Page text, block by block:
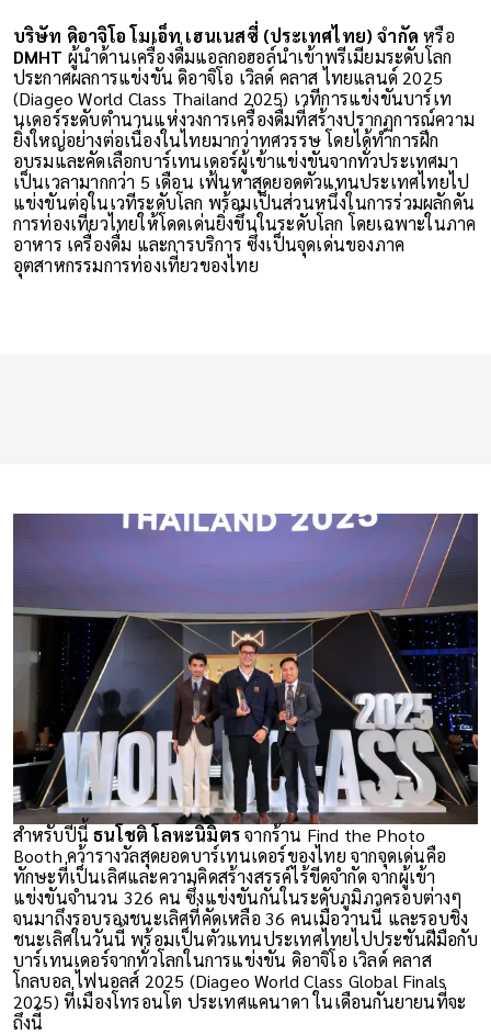
บริษัท ดิอาจิโอ โมเอ็ท เฮนเนสซี่ (ประเทศไทย) จำกัด หรือ
DMHT ผู้นำด้านเครื่องดื่มแอลกอฮอล์นำเข้าพรีเมียมระดับโลก
ประกาศผลการแข่งขัน ดิอาจิโอ เวิลด์ คลาส ไทยแลนด์ 2025
(Diageo World Class Thailand 2025) เวทีการแข่งขันบาร์เท
นเดอร์ระดับตำนานแห่งวงการเครื่องดื่มที่สร้างปรากฏการณ์ความ
ยิ่งใหญ่อย่างต่อเนื่องในไทยมากว่าทศวรรษ โดยได้ทำการฝึก
อบรมและคัดเลือกบาร์เทนเดอร์ผู้เข้าแข่งขันจากทั่วประเทศมา
เป็นเวลามากกว่า 5 เดือน เฟ้นหาสุดยอดตัวแทนประเทศไทยไป
แข่งขันต่อในเวทีระดับโลก พร้อมเป็นส่วนหนึ่งในการร่วมผลักดัน
การท่องเที่ยวไทยให้โดดเด่นยิ่งขึ้นในระดับโลก โดยเฉพาะในภาค
อาหาร เครื่องดื่ม และการบริการ ซึ่งเป็นจุดเด่นของภาค
อุตสาหกรรมการท่องเที่ยวของไทย
สำหรับปีนี้ธนโชติ โลหะนิมิตรจากร้าน Find the Photo
Booth คว้ารางวัลสุดยอดบาร์เทนเดอร์ของไทย จากจุดเด่นคือ
ทักษะที่เป็นเลิศและความคิดสร้างสรรค์ไร้ขีดจำกัด จากผู้เข้า
แข่งขันจำนวน 326 คน ซึ่งแข่งขันกันในระดับภูมิภาครอบต่างๆ
จนมาถึงรอบรองชนะเลิศที่คัดเหลือ 36 คนเมื่อวานนี้ และรอบชิง
ชนะเลิศในวันนี้ พร้อมเป็นตัวแทนประเทศไทยไปประชันฝีมือกับ
บาร์เทนเดอร์จากทั่วโลกในการแข่งขัน ดิอาจิโอ เวิลด์ คลาส
โกลบอล ไฟนอลส์ 2025 (Diageo World Class Global Finals
2025) ที่เมืองโทรอนโต ประเทศแคนาดา ในเดือนกันยายนที่จะ
ถึงนี้